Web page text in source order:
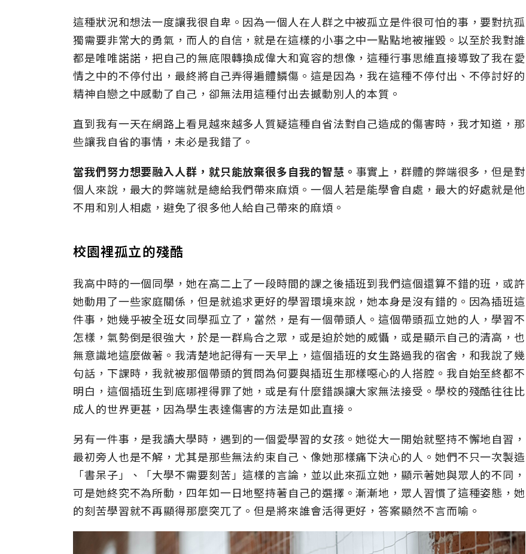
這種狀況和想法一度讓我很自卑。因為一個人在人群之中被孤立是件很可怕的事，要對抗孤
獨需要非常大的勇氣，而人的自信，就是在這樣的小事之中一點點地被摧毀。以至於我對誰
都是唯唯諾諾，把自己的無底限轉換成偉大和寬容的想像，這種行事思維直接導致了我在愛
情之中的不停付出，最終將自己弄得遍體鱗傷。這是因為，我在這種不停付出、不停討好的
精神自戀之中感動了自己，卻無法用這種付出去撼動別人的本質。
直到我有一天在網路上看見越來越多人質疑這種自省法對自己造成的傷害時，我才知道，那
些讓我自省的事情，未必是我錯了。
當我們努力想要融入人群，就只能放棄很多自我的智慧。 事實上，群體的弊端很多，但是對
個人來說，最大的弊端就是總給我們帶來麻煩。一個人若是能學會自處，最大的好處就是他
不用和別人相處，避免了很多他人給自己帶來的麻煩。
校園裡孤立的殘酷
我高中時的一個同學，她在高二上了一段時間的課之後插班到我們這個還算不錯的班，或許
她動用了一些家庭關係，但是就追求更好的學習環境來說，她本身是沒有錯的。因為插班這
件事，她幾乎被全班女同學孤立了，當然，是有一個帶頭人。這個帶頭孤立她的人，學習不
怎樣，氣勢倒是很強大，於是一群烏合之眾，或是迫於她的威懾，或是顯示自己的清高，也
無意識地這麼做著。我清楚地記得有一天早上，這個插班的女生路過我的宿舍，和我說了幾
句話，下課時，我就被那個帶頭的質問為何要與插班生那樣噁心的人搭腔。我自始至終都不
明白，這個插班生到底哪裡得罪了她，或是有什麼錯誤讓大家無法接受。學校的殘酷往往比
成人的世界更甚，因為學生表達傷害的方法是如此直接。
另有一件事，是我讀大學時，遇到的一個愛學習的女孩。她從大一開始就堅持不懈地自習，
最初旁人也是不解，尤其是那些無法約束自己、像她那樣痛下決心的人。她們不只一次製造
「書呆子」、「大學不需要刻苦」這樣的言論，並以此來孤立她，顯示著她與眾人的不同，
可是她終究不為所動，四年如一日地堅持著自己的選擇。漸漸地，眾人習慣了這種姿態，她
的刻苦學習就不再顯得那麼突兀了。但是將來誰會活得更好，答案顯然不言而喻。